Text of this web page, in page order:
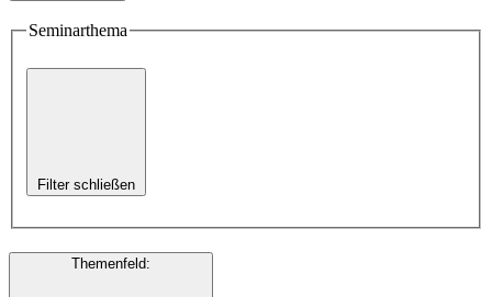
Seminarthema
Filter schließen
Themenfeld: